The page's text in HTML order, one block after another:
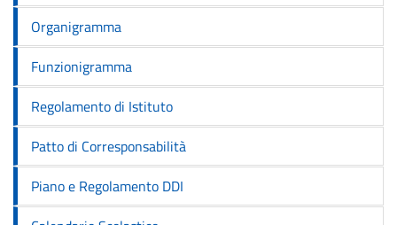
Organigramma
Funzionigramma
Regolamento di Istituto
Patto di Corresponsabilità
Piano e Regolamento DDI